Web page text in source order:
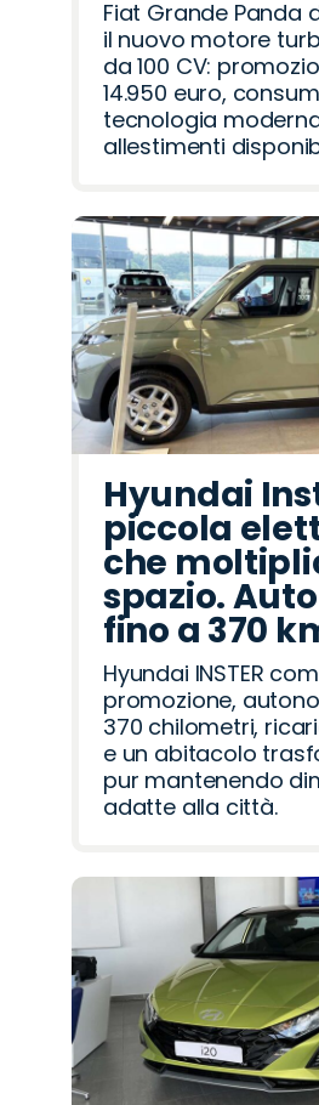
Fiat Grande Panda
il nuovo motore
da 100 CV:
14.950 euro,
tecnologia
allestimenti
Hyundai
piccola
che
spazio.
fino a 370
Hyundai INSTER
promozione,
370 chilometri,
e un abitacolo
pur mantenendo
adatte alla città.